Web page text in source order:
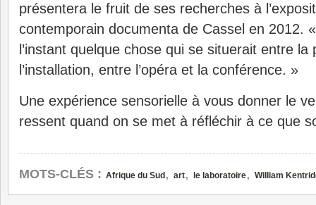
présentera le fruit de ses recherches à
contemporain documenta de Cassel en 2012.
l’instant quelque chose qui se situerait entre
l’installation, entre l’opéra et la conférence. »
Une expérience sensorielle à vous donner le
ressent quand on se met à réfléchir à ce que
MOTS-CLÉS : Afrique du Sud , art, le laboratoire, William